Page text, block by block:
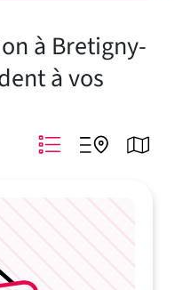
à Bretigny-
à vos